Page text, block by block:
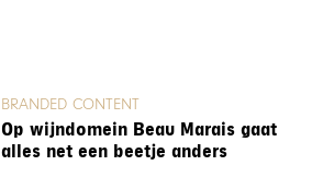
BRANDED CONTENT
Op wijndomein Beau Marais gaat
alles net een beetje anders